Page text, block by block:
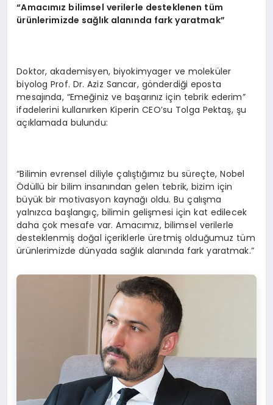
“Amacımız bilimsel verilerle desteklenen tüm
ürünlerimizde sağlık alanında fark yaratmak”
Doktor, akademisyen, biyokimyager ve moleküler
biyolog Prof. Dr. Aziz Sancar, gönderdiği eposta
mesajında, “Emeğiniz ve başarınız için tebrik ederim”
ifadelerini kullanırken Kiperin CEO’su Tolga Pektaş, şu
açıklamada bulundu:
“Bilimin evrensel diliyle çalıştığımız bu süreçte, Nobel
Ödüllü bir bilim insanından gelen tebrik, bizim için
büyük bir motivasyon kaynağı oldu. Bu çalışma
yalnızca başlangıç, bilimin gelişmesi için kat edilecek
daha çok mesafe var. Amacımız, bilimsel verilerle
desteklenmiş doğal içeriklerle üretmiş olduğumuz tüm
ürünlerimizde dünyada sağlık alanında fark yaratmak.”